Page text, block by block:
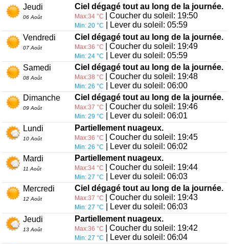
Jeudi
06 Août
Ciel dégagé tout au long de la journée.
Max:34 °C | Coucher du soleil: 19:50
Min: 20 °C
| Lever du soleil: 05:59
Vendredi
07 Août
Ciel dégagé tout au long de la journée.
Max:36 °C | Coucher du soleil: 19:49
Min: 24 °C
| Lever du soleil: 05:59
Samedi
08 Août
Ciel dégagé tout au long de la journée.
Max:38 °C | Coucher du soleil: 19:48
Min: 26 °C
| Lever du soleil: 06:00
Dimanche
09 Août
Ciel dégagé tout au long de la journée.
Max:37 °C | Coucher du soleil: 19:46
Min: 29 °C
| Lever du soleil: 06:01
Lundi
10 Août
Partiellement nuageux.
Max:36 °C | Coucher du soleil: 19:45
Min: 26 °C
| Lever du soleil: 06:02
Mardi
11 Août
Partiellement nuageux.
Max:34 °C | Coucher du soleil: 19:44
Min: 27 °C
| Lever du soleil: 06:03
Mercredi
12 Août
Ciel dégagé tout au long de la journée.
Max:37 °C | Coucher du soleil: 19:43
Min: 27 °C
| Lever du soleil: 06:03
Jeudi
13 Août
Partiellement nuageux.
Max:36 °C | Coucher du soleil: 19:42
Min: 27 °C
| Lever du soleil: 06:04